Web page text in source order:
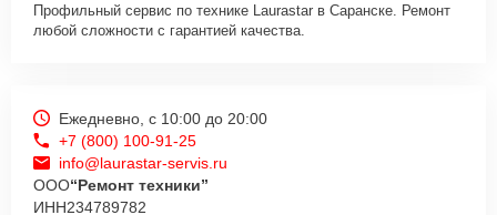
Профильный сервис по технике Laurastar в Саранске. Ремонт
любой сложности с гарантией качества.
Ежедневно, с 10:00 до 20:00
+7 (800) 100-91-25
info@laurastar-servis.ru
ООО“Ремонт техники”
ИНН234789782